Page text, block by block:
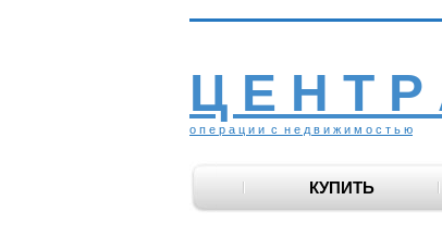
Ц Е Н Т
о п е р а ц и и с н е д в и ж и м о с т ь ю
КУПИТЬ